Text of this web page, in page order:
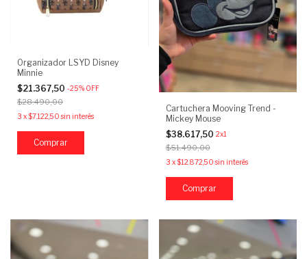
Organizador LSYD Disney
Minnie
$21.367,50 -25% OFF
$28.490,00
3 x$7.122,50 sin interés
Comprar
Cartuchera Mooving Trend -
Mickey Mouse
$38.617,50 2x1
$51.490,00
3 x$12.872,50 sin interés